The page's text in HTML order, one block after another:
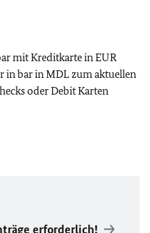
mit Kreditkarte in EUR
in bar in MDL zum aktuellen
oder Debit Karten
erforderlich!